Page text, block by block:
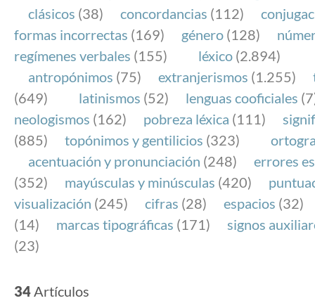
FundéuRAE es una fundación patrocinada por la
y la Real Academia Española, cuyo objetivo es
el buen uso del español en los medios de
Internet.
clásicos (38) concordancias (112)
formas incorrectas (169) género (128)
regímenes verbales (155) léxico (2.894)
antropónimos (75) extranjerismos (1.255)
(649)
latinismos (52) lenguas cooficiales
neologismos (162) pobreza léxica (111)
(885)
topónimos y gentilicios (323)
acentuación y pronunciación (248)
errores
(352)
mayúsculas y minúsculas (420)
visualización (245) cifras (28) espacios (32)
(14)
marcas tipográficas (171)
signos
(23)
34Artículos